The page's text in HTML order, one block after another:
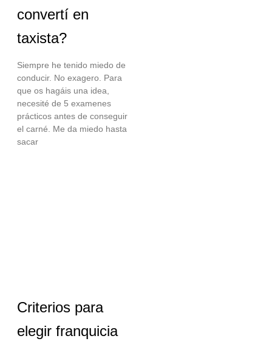
convertí en
taxista?
Siempre he tenido miedo de
conducir. No exagero. Para
que os hagáis una idea,
necesité de 5 examenes
prácticos antes de conseguir
el carné. Me da miedo hasta
sacar
Criterios para
elegir franquicia